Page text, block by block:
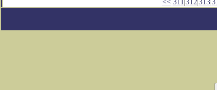
<< 311 |312|313|